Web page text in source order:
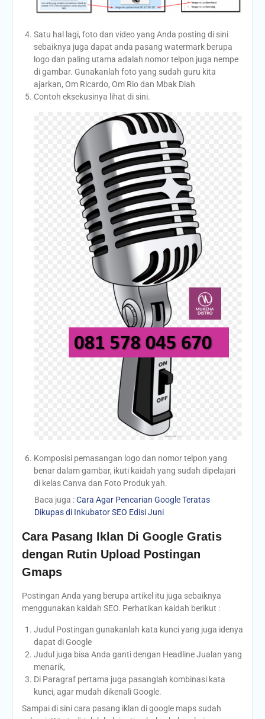
Satu hal lagi, foto dan video yang Anda posting di sini
sebaiknya juga dapat anda pasang watermark berupa
logo dan paling utama adalah nomor telpon juga nempe
di gambar. Gunakanlah foto yang sudah guru kita
ajarkan, Om Ricardo, Om Rio dan Mbak Diah
Contoh eksekusinya lihat di sini.
Komposisi pemasangan logo dan nomor telpon yang
benar dalam gambar, ikuti kaidah yang sudah dipelajari
di kelas Canva dan Foto Produk yah.
Baca juga :Cara Agar Pencarian Google Teratas
Dikupas di Inkubator SEO Edisi Juni
Cara Pasang Iklan Di Google Gratis
dengan Rutin Upload Postingan
Gmaps
Postingan Anda yang berupa artikel itu juga sebaiknya
menggunakan kaidah SEO. Perhatikan kaidah berikut :
Judul Postingan gunakanlah kata kunci yang juga idenya
dapat di Google
Judul juga bisa Anda ganti dengan Headline Jualan yang
menarik,
Di Paragraf pertama juga pasanglah kombinasi kata
kunci, agar mudah dikenali Google.
Sampai di sini cara pasang iklan di google maps sudah